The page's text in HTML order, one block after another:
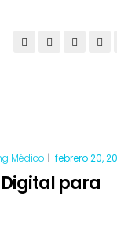
Médico | febrero 20,
para